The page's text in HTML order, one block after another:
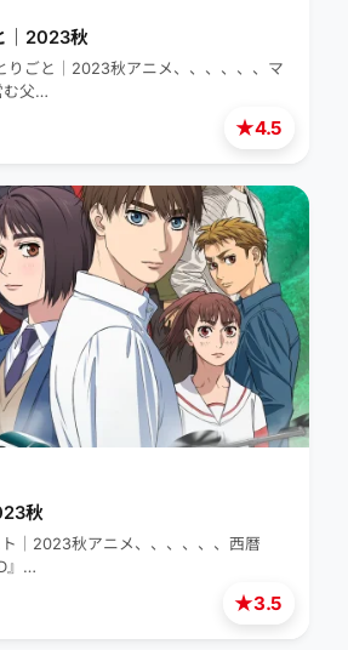
★4.5
｜2023秋
りごと｜2023秋アニメ、、、、、、マ
む父…
★3.5
秋
｜2023秋アニメ、、、、、、西暦
』…